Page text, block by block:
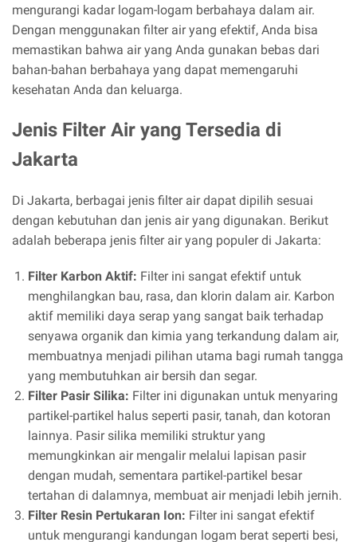
mengurangi kadar logam-logam berbahaya dalam air.
Dengan menggunakan filter air yang efektif, Anda bisa
memastikan bahwa air yang Anda gunakan bebas dari
bahan-bahan berbahaya yang dapat memengaruhi
kesehatan Anda dan keluarga.
Jenis Filter Air yang Tersedia di
Jakarta
Di Jakarta, berbagai jenis filter air dapat dipilih sesuai
dengan kebutuhan dan jenis air yang digunakan. Berikut
adalah beberapa jenis filter air yang populer di Jakarta:
Filter Karbon Aktif: Filter ini sangat efektif untuk
menghilangkan bau, rasa, dan klorin dalam air. Karbon
aktif memiliki daya serap yang sangat baik terhadap
senyawa organik dan kimia yang terkandung dalam air,
membuatnya menjadi pilihan utama bagi rumah tangga
yang membutuhkan air bersih dan segar.
Filter Pasir Silika: Filter ini digunakan untuk menyaring
partikel-partikel halus seperti pasir, tanah, dan kotoran
lainnya. Pasir silika memiliki struktur yang
memungkinkan air mengalir melalui lapisan pasir
dengan mudah, sementara partikel-partikel besar
tertahan di dalamnya, membuat air menjadi lebih jernih.
Filter Resin Pertukaran Ion: Filter ini sangat efektif
untuk mengurangi kandungan logam berat seperti besi,